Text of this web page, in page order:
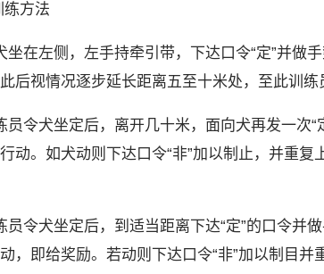
练方法
坐在左侧，左手持牵引带，下达口令“定”并做
后视情况逐步延长距离五至十米处，至此训练
员令犬坐定后，离开几十米，面向犬再发一次
动。如犬动则下达口令“非”加以制止，并重
员令犬坐定后，到适当距离下达“定”的口令并
，即给奖励。若动则下达口令“非”加以制目